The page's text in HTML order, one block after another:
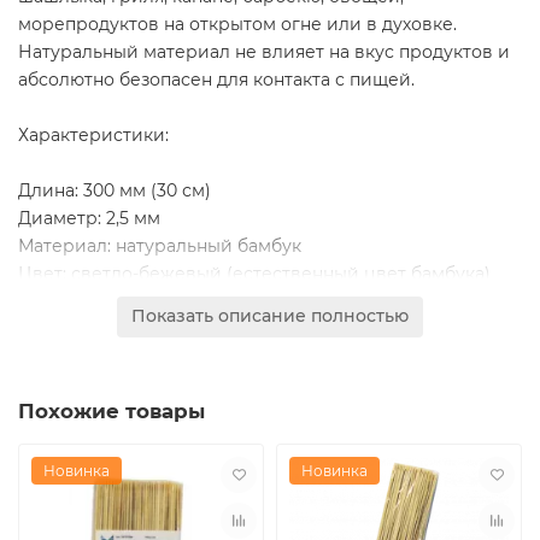
морепродуктов на открытом огне или в духовке.
Натуральный материал не влияет на вкус продуктов и
абсолютно безопасен для контакта с пищей.
Характеристики:
Длина: 300 мм (30 см)
Диаметр: 2,5 мм
Материал: натуральный бамбук
Цвет: светло-бежевый (естественный цвет бамбука)
Количество в упаковке: 100 штук
Натуральный, экологически чистый материал
Гладкая поверхность, хорошо затачиваются концы
Подходят для приготовления, сервировки и подачи
блюд на природу и дома
Показать описание полностью
Похожие товары
Новинка Новинка